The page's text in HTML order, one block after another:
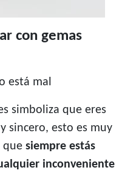
con gemas
está mal
simboliza que eres
sincero, esto es muy
que siempre estás
inconveniente